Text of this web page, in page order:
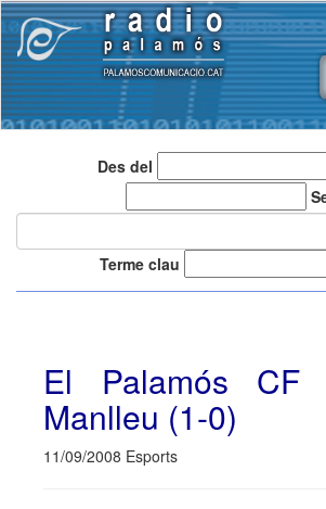
Des del
Terme clau
El Palamós
Manlleu (1-0)
11/09/2008 Esports